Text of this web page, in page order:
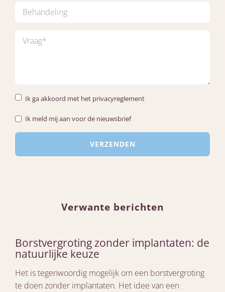
Ik ga akkoord met het privacyreglement
Ik meld mij aan voor de nieuwsbrief
Verwante berichten
Borstvergroting zonder implantaten: de
natuurlijke keuze
Het is tegenwoordig mogelijk om een borstvergroting
te doen zonder implantaten. Het idee van een